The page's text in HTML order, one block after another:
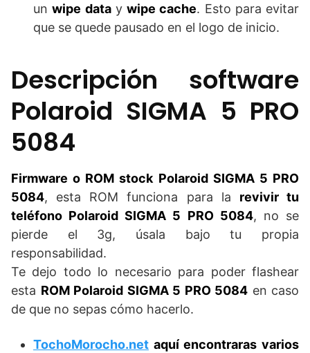
unwipe datay wipe cache. Esto para evitar
que se quede pausado en el logo de inicio.
Descripción software
Polaroid SIGMA 5 PRO
5084
Firmware o ROM stock Polaroid SIGMA 5 PRO
5084, esta ROM funciona para la revivir tu
teléfono Polaroid SIGMA 5 PRO 5084, no se
pierde el 3g, úsala bajo tu propia
responsabilidad.
Te dejo todo lo necesario para poder flashear
esta ROM Polaroid SIGMA 5 PRO 5084 en caso
de que no sepas cómo hacerlo.
TochoMorocho.net aquí encontraras varios